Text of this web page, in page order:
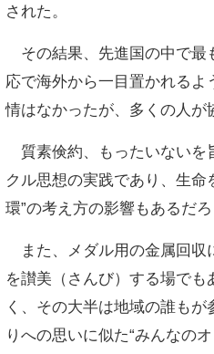
された。
その結果、先進国の中で最
応で海外から一目置かれる
情はなかったが、多くの人が
質素倹約、もったいないを
クル思想の実践であり、生
環”の考え方の影響もあるだろ
また、メダル用の金属回収
を讃美（さんび）する場で
く、その大半は地域の誰も
りへの思いに似た“みんなの